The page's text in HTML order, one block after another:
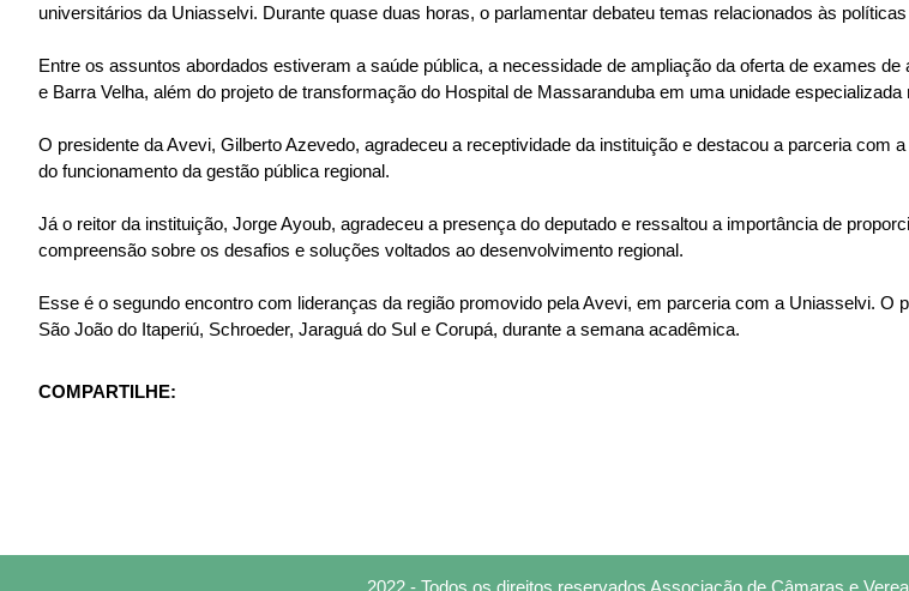
universitários da Uniasselvi. Durante quase duas horas, o parlamentar debateu temas relacionados às
Entre os assuntos abordados estiveram a saúde pública, a necessidade de ampliação da oferta de exames
e Barra Velha, além do projeto de transformação do Hospital de Massaranduba em uma unidade
O presidente da Avevi, Gilberto Azevedo, agradeceu a receptividade da instituição e destacou a parceria
do funcionamento da gestão pública regional.
Já o reitor da instituição, Jorge Ayoub, agradeceu a presença do deputado e ressaltou a importância de
compreensão sobre os desafios e soluções voltados ao desenvolvimento regional.
Esse é o segundo encontro com lideranças da região promovido pela Avevi, em parceria com a Uniasselvi.
São João do Itaperiú, Schroeder, Jaraguá do Sul e Corupá, durante a semana acadêmica.
COMPARTILHE: